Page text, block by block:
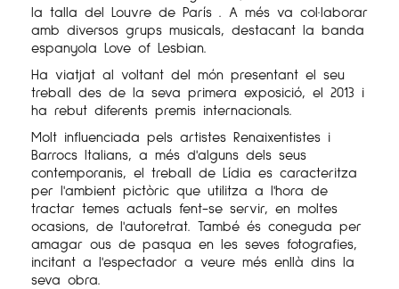
la talla del Louvre de París . A més va col·laborar
amb diversos grups musicals, destacant la banda
espanyola Love of Lesbian.
Ha viatjat al voltant del món presentant el seu
treball des de la seva primera exposició, el 2013 i
ha rebut diferents premis internacionals.
Molt influenciada pels artistes Renaixentistes i
Barrocs Italians, a més d'alguns dels seus
contemporanis, el treball de Lídia es caracteritza
per l'ambient pictòric que utilitza a l'hora de
tractar temes actuals fent-se servir, en moltes
ocasions, de l'autoretrat. També és coneguda per
amagar ous de pasqua en les seves fotografies,
incitant a l'espectador a veure més enllà dins la
seva obra.